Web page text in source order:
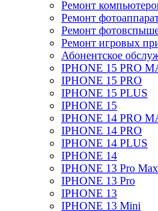
Ремонт
Ремонт
Ремонт
Ремонт игровых
Абонентское
IPHONE 15 PRO
IPHONE 15 PRO
IPHONE 15 PLUS
IPHONE 15
IPHONE 14 PRO
IPHONE 14 PRO
IPHONE 14 PLUS
IPHONE 14
IPHONE 13 Pro Max
IPHONE 13 Pro
IPHONE 13
IPHONE 13 Mini